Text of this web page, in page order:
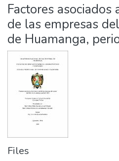
Statistics
Factores
de las empresas
de Huamanga,
Files